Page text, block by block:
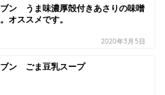
ン うま味濃厚殻付きあさりの味噌
オススメです。
2020年3月5日
ン ごま豆乳スープ